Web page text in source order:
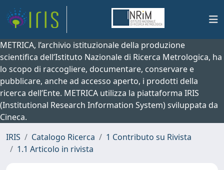
METRICA, l’archivio istituzionale della produzione
scientifica dell’Istituto Nazionale di Ricerca Metrologica, ha
lo scopo di raccogliere, documentare, conservare e
pubblicare, anche ad accesso aperto, i prodotti della
ricerca dell’Ente. METRICA utilizza la piattaforma IRIS
(Institutional Research Information System) sviluppata da
Cineca.
IRIS
Catalogo Ricerca
1 Contributo su Rivista
1.1 Articolo in rivista